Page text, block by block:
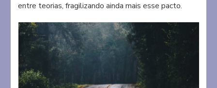
entre teorias, fragilizando ainda mais esse pacto.